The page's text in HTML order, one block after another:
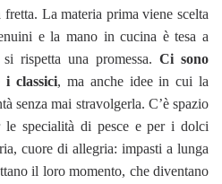
fretta. La materia prima viene scelta
e la mano in cucina è tesa a
rispetta una promessa. Ci sono
classici, ma anche idee in cui la
senza mai stravolgerla. C’è spazio
le specialità di pesce e per i dolci
cuore di allegria: impasti a lunga
il loro momento, che diventano